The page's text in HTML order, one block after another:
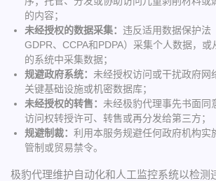
的内容；
未经授权的数据采集： 违反适用数据保护法
GDPR、CCPA和PDPA）采集个人数据，
的系统中采集数据；
规避政府系统： 未经授权访问或干扰政府网
关键基础设施或机密数据库；
未经授权的转售： 未经极豹代理事先书面同
访问权转授许可、转售或再分发给第三方；
规避制裁： 利用本服务规避任何政府机构实
管制或贸易禁令。
极豹代理维护自动化和人工监控系统以检测